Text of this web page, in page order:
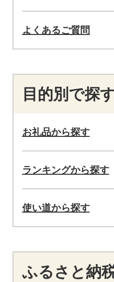
よくあるご質問
目的別で探
お礼品から探す
ランキングから探す
使い道から探す
ふるさと納